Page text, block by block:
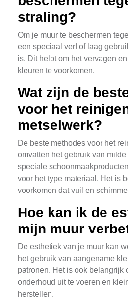
straling?
Om je muur te beschermen
een speciaal verf of laag
is. Dit helpt om het vervagen
kleuren te voorkomen.
Wat zijn de
voor het
metselwerk?
De beste methodes voor het
omvatten het gebruik van
speciale
voor het type materiaal. Het is
voorkomen dat vuil en
Hoe kan ik de
mijn muur
De esthetiek van je muur kan
het gebruik van aangename
patronen. Het is ook belangrijk
onderhoud uit te voeren en
herstellen.